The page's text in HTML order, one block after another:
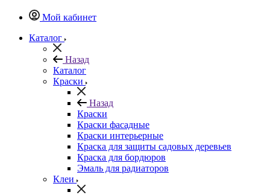
Мой кабинет
Каталог
Назад
Каталог
Краски
Назад
Краски
Краски фасадные
Краски интерьерные
Краска для защиты садовых деревьев
⁠Краска для бордюров
Эмаль для радиаторов
Клеи